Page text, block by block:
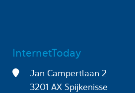
InternetToday
Jan Campertlaan 2
3201 AX Spijkenisse